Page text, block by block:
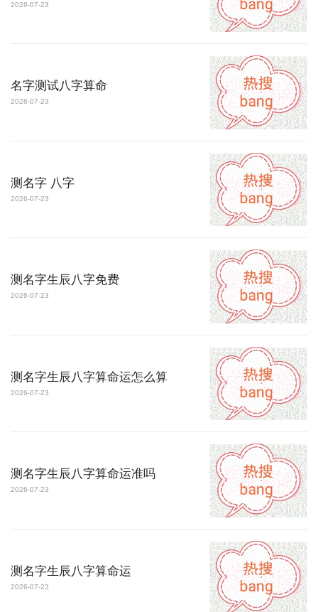
2026-07-23
名字测试八字算命
2026-07-23
测名字 八字
2026-07-23
测名字生辰八字免费
2026-07-23
测名字生辰八字算命运怎么算
2026-07-23
测名字生辰八字算命运准吗
2026-07-23
测名字生辰八字算命运
2026-07-23